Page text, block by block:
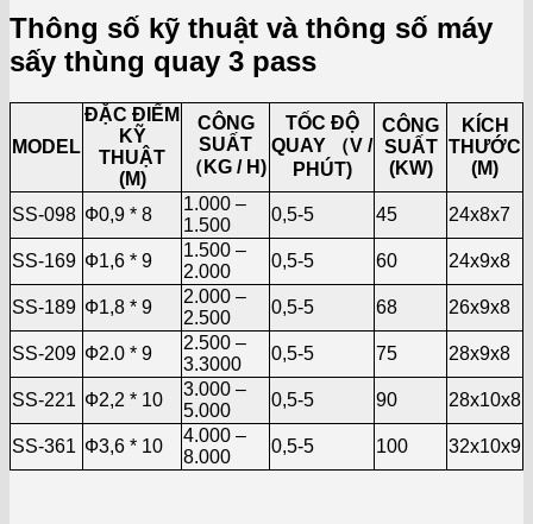
Thông số kỹ thuật và thông số máy
sấy thùng quay 3 pass
MODEL
ĐẶC ĐIỂM
KỸ
THUẬT
(M)
CÔNG
SUẤT
（KG / H)
TỐC ĐỘ
QUAY （V /
PHÚT)
CÔNG
SUẤT
(KW)
KÍCH
THƯỚC
(M)
SS-098 Ф0,9 * 8
1.000 –
1.500
0,5-5 45 24x8x7
SS-169 Ф1,6 * 9
1.500 –
2.000
0,5-5 60 24x9x8
SS-189 Ф1,8 * 9
2.000 –
2.500
0,5-5 68 26x9x8
SS-209 Ф2.0 * 9
2.500 –
3.3000
0,5-5 75 28x9x8
SS-221 Ф2,2 * 10
3.000 –
5.000
0,5-5 90 28x10x8
SS-361 Ф3,6 * 10
4.000 –
8.000
0,5-5 100 32x10x9